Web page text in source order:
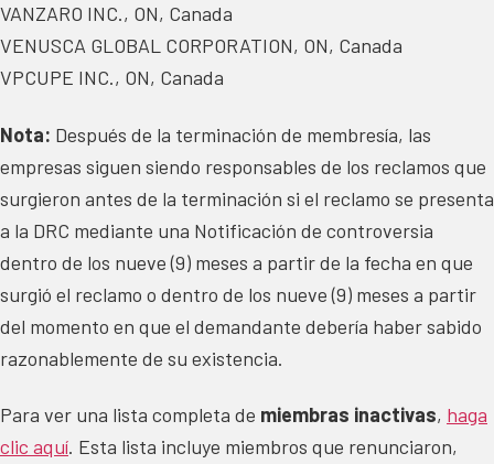
VANZARO INC., ON, Canada
VENUSCA GLOBAL CORPORATION, ON, Canada
VPCUPE INC., ON, Canada
Nota: Después de la terminación de membresía, las
empresas siguen siendo responsables de los reclamos que
surgieron antes de la terminación si el reclamo se presenta
a la DRC mediante una Notificación de controversia
dentro de los nueve (9) meses a partir de la fecha en que
surgió el reclamo o dentro de los nueve (9) meses a partir
del momento en que el demandante debería haber sabido
razonablemente de su existencia.
Para ver una lista completa de miembras inactivas, haga
clic aquí. Esta lista incluye miembros que renunciaron,